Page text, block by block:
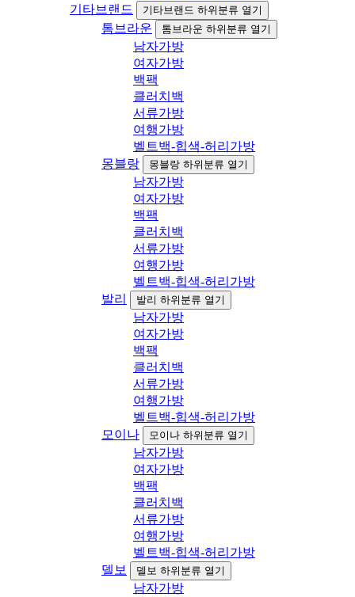
기타브랜드
기타브랜드 하위분류 열기
톰브라운 톰브라운 하위분류 열기
남자가방
여자가방
백팩
클러치백
서류가방
여행가방
벨트백-힙색-허리가방
몽블랑
몽블랑 하위분류 열기
남자가방
여자가방
백팩
클러치백
서류가방
여행가방
벨트백-힙색-허리가방
발리
발리 하위분류 열기
남자가방
여자가방
백팩
클러치백
서류가방
여행가방
벨트백-힙색-허리가방
모이나
모이나 하위분류 열기
남자가방
여자가방
백팩
클러치백
서류가방
여행가방
벨트백-힙색-허리가방
델보
델보 하위분류 열기
남자가방